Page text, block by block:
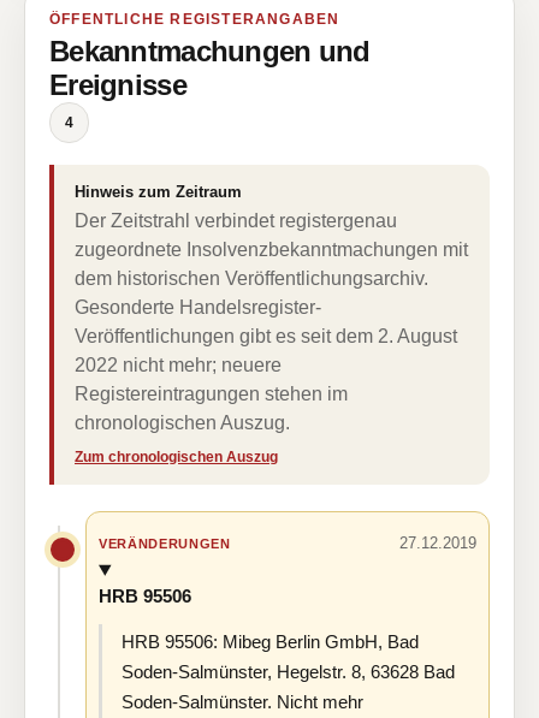
ÖFFENTLICHE REGISTERANGABEN
Bekanntmachungen und
Ereignisse
4
Hinweis zum Zeitraum
Der Zeitstrahl verbindet registergenau
zugeordnete Insolvenzbekanntmachungen mit
dem historischen Veröffentlichungsarchiv.
Gesonderte Handelsregister-
Veröffentlichungen gibt es seit dem 2. August
2022 nicht mehr; neuere
Registereintragungen stehen im
chronologischen Auszug.
Zum chronologischen Auszug
VERÄNDERUNGEN 27.12.2019
HRB 95506
HRB 95506: Mibeg Berlin GmbH, Bad
Soden-Salmünster, Hegelstr. 8, 63628 Bad
Soden-Salmünster. Nicht mehr